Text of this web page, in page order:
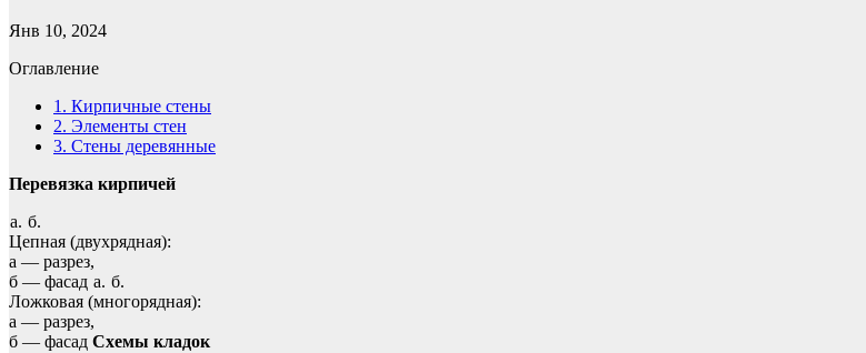
Янв 10, 2024
Оглавление
1. Кирпичные стены
2. Элементы стен
3. Стены деревянные
Перевязка кирпичей
а. б.
Цепная (двухрядная):
а — разрез,
б — фасад а. б.
Ложковая (многорядная):
а — разрез,
б — фасад Схемы кладок